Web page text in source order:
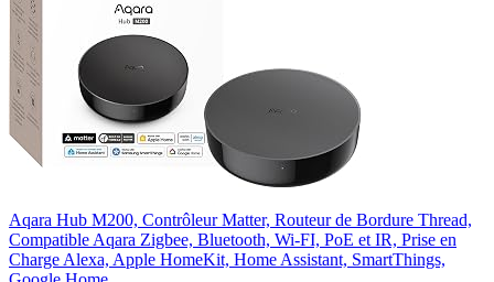
Aqara Hub M200, Contrôleur Matter, Routeur de Bordure Thread,
Compatible Aqara Zigbee, Bluetooth, Wi-FI, PoE et IR, Prise en
Charge Alexa, Apple HomeKit, Home Assistant, SmartThings,